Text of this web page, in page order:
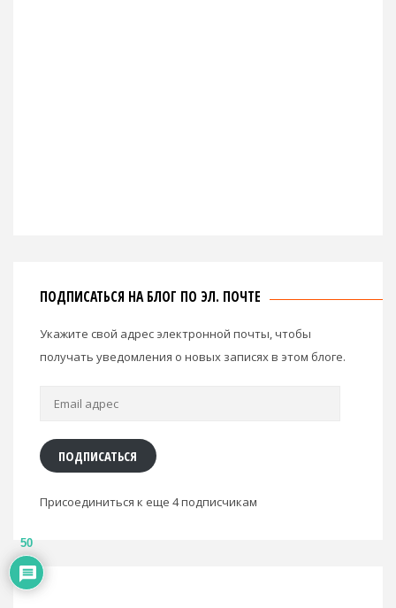
ПОДПИСАТЬСЯ НА БЛОГ ПО ЭЛ. ПОЧТЕ
Укажите свой адрес электронной почты, чтобы
получать уведомления о новых записях в этом блоге.
Email
ПОДПИСАТЬСЯ
Присоединиться к еще 4 подписчикам
50